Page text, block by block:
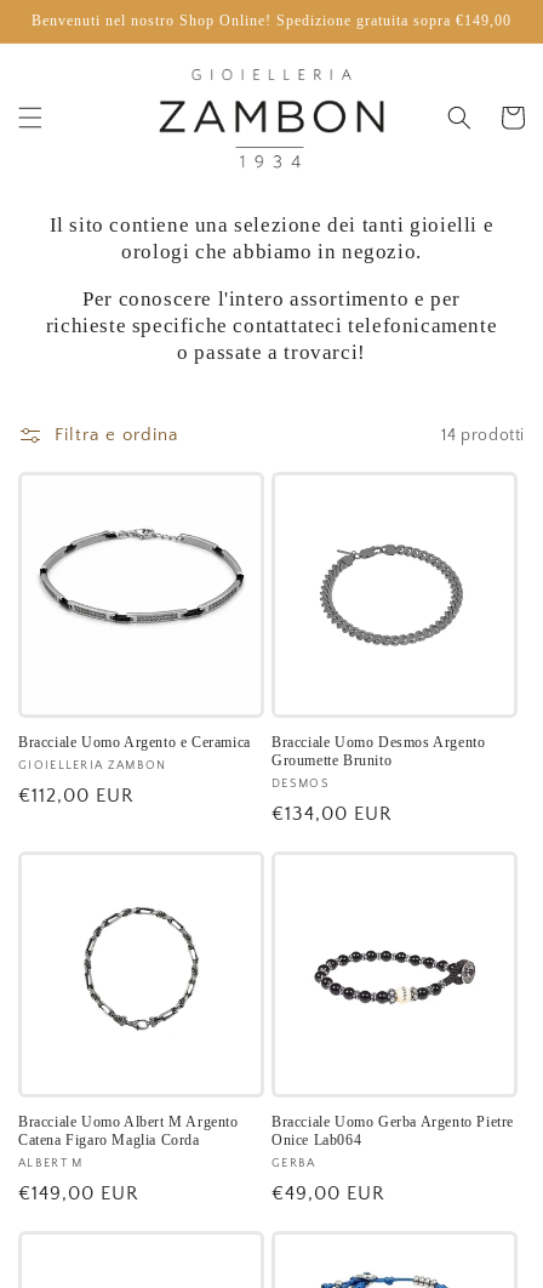
direttamente
ai contenuti
Benvenuti nel nostro Shop Online! Spedizione gratuita sopra €149,00
Carrello
Il sito contiene una selezione dei tanti gioielli e
orologi che abbiamo in negozio.
Per conoscere l'intero assortimento e per
richieste specifiche contattateci telefonicamente
o passate a trovarci!
Filtra e ordina 14 prodotti
Bracciale Uomo Argento e Ceramica
Fornitore:
GIOIELLERIA ZAMBON
Prezzo
€112,00 EUR
Bracciale Uomo Desmos Argento
Groumette Brunito
Fornitore:
DESMOS
Prezzo
€134,00 EUR
Bracciale Uomo Albert M Argento
Catena Figaro Maglia Corda
Fornitore:
ALBERT M
Prezzo
€149,00 EUR
Bracciale Uomo Gerba Argento Pietre
Onice Lab064
Fornitore:
GERBA
Prezzo
€49,00 EUR